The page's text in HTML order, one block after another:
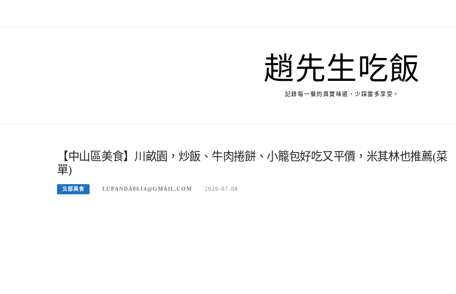
趙先生吃飯
記錄每一餐的真實味道，少踩雷多享受。
【中山區美食】川畝園，炒飯、牛肉捲餅、小籠包好吃又平價，米其林也推薦(菜
單)
北部美食 LUPANDA0614@GMAIL.COM 2026-07-08